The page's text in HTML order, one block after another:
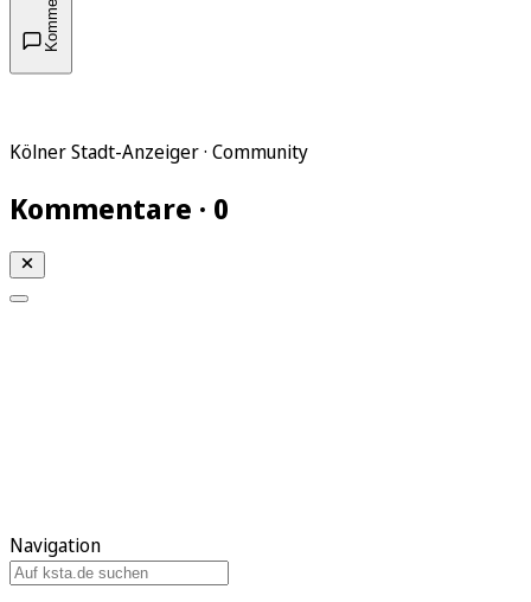
Kölner Stadt-Anzeiger · Community
Kommentare · 0
Navigation